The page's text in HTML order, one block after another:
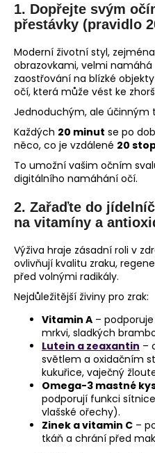
1. Dopřejte svým
přestávky (pravidlo
Moderní životní styl,
obrazovkami, velmi namáhá
zaostřování na blízké
očí, která může vést ke
Jednoduchým, ale účinným
Každých 20 minut se po
něco, co je vzdálené 20
To umožní vašim očním
digitálního namáhání očí.
2. Zařaďte do
na vitamíny a
Výživa hraje zásadní roli v
ovlivňují kvalitu zraku,
před volnými radikály.
Nejdůležitější živiny pro zrak:
Vitamin A –
mrkvi, sladkých
Lutein a zeaxantin –
světlem a oxidačním
kukuřice, vaječný
Omega-3 mastné
podporují funkci
vlašské ořechy).
Zinek a vitamin C –
tkáň a chrání před
e
m
e